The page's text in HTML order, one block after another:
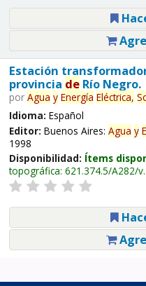
Estación
provincia deRío Negro.
por Agua y Energía Eléctrica,
Idioma: Español
Editor: Buenos Aires: Agua y
1998
Disponibilidad: Ítems
topográfica: 621.374.5/A282/